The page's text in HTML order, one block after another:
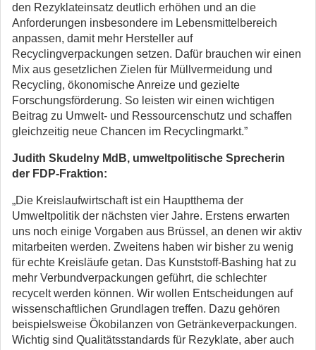
den Rezyklateinsatz deutlich erhöhen und an die
Anforderungen insbesondere im Lebensmittelbereich
anpassen, damit mehr Hersteller auf
Recyclingverpackungen setzen. Dafür brauchen wir einen
Mix aus gesetzlichen Zielen für Müllvermeidung und
Recycling, ökonomische Anreize und gezielte
Forschungsförderung. So leisten wir einen wichtigen
Beitrag zu Umwelt- und Ressourcenschutz und schaffen
gleichzeitig neue Chancen im Recyclingmarkt.”
Judith Skudelny MdB, umweltpolitische Sprecherin
der FDP-Fraktion:
„Die Kreislaufwirtschaft ist ein Hauptthema der
Umweltpolitik der nächsten vier Jahre. Erstens erwarten
uns noch einige Vorgaben aus Brüssel, an denen wir aktiv
mitarbeiten werden. Zweitens haben wir bisher zu wenig
für echte Kreisläufe getan. Das Kunststoff-Bashing hat zu
mehr Verbundverpackungen geführt, die schlechter
recycelt werden können. Wir wollen Entscheidungen auf
wissenschaftlichen Grundlagen treffen. Dazu gehören
beispielsweise Ökobilanzen von Getränkeverpackungen.
Wichtig sind Qualitätsstandards für Rezyklate, aber auch